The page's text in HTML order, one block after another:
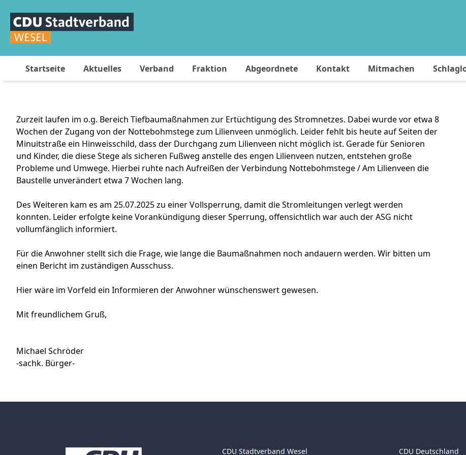
Startseite Aktuelles Verband Fraktion Abgeordnete Kontakt Mitmachen
Zurzeit laufen im o.g. Bereich Tiefbaumaßnahmen zur Ertüchtigung des Stromnetzes. Dabei wurde vor etwa 8
Wochen der Zugang von der Nottebohmstege zum Lilienveen unmöglich. Leider fehlt bis heute auf Seiten der
Minuitstraße ein Hinweisschild, dass der Durchgang zum Lilienveen nicht möglich ist. Gerade für Senioren
und Kinder, die diese Stege als sicheren Fußweg anstelle des engen Lilienveen nutzen, entstehen große
Probleme und Umwege. Hierbei ruhte nach Aufreißen der Verbindung Nottebohmstege / Am Lilienveen die
Baustelle unverändert etwa 7 Wochen lang.
Des Weiteren kam es am 25.07.2025 zu einer Vollsperrung, damit die Stromleitungen verlegt werden
konnten. Leider erfolgte keine Vorankündigung dieser Sperrung, offensichtlich war auch der ASG nicht
vollumfänglich informiert.
Für die Anwohner stellt sich die Frage, wie lange die Baumaßnahmen noch andauern werden. Wir bitten um
einen Bericht im zuständigen Ausschuss.
Hier wäre im Vorfeld ein Informieren der Anwohner wünschenswert gewesen.
Mit freundlichem Gruß,
Michael Schröder
-sachk. Bürger-
CDU Stadtverband Wesel CDU Deutschland